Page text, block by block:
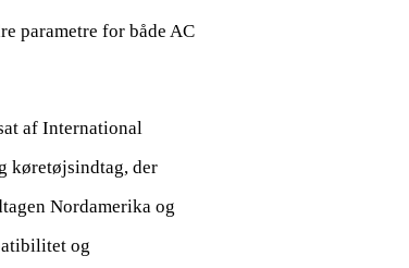
parametre for både AC
af International
køretøjsindtag, der
Nordamerika og
og